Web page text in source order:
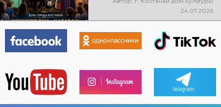
концерт ВИА «Караван»! Вас
ждут любимые песни, живая
музыка, яркие эмоции и
праздничное настроение!
24.07.2026